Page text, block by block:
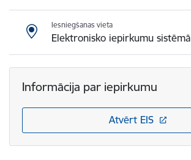
Iesniegšanas vieta
Elektronisko iepirkumu sistēmā
Informācija par iepirkumu
Atvērt EIS